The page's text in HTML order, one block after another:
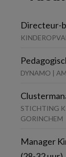
Directeur-
DYNAMO |
STICHTING
GORINCHEM
Manager